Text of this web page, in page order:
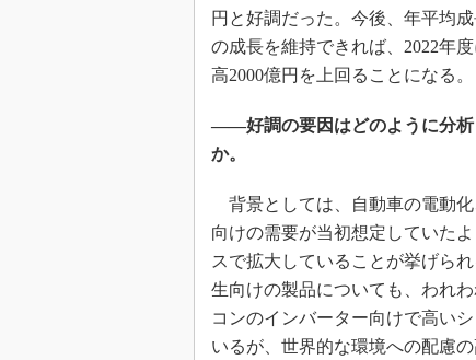
円と好調だった。今後、年平均
の成長を維持できれば、2022年
高2000億円を上回ることになる。
――好調の要因はどのように分析
か。
背景としては、自動車の電動
向けの需要が当初想定していた
スで拡大していることが挙げら
生向けの製品についても、われ
コンのインバーター向けで高い
いるが、世界的な環境への配慮